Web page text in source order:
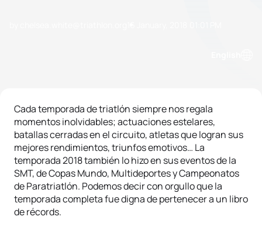
Cada temporada de triatlón siempre nos regala
momentos inolvidables; actuaciones estelares,
batallas cerradas en el circuito, atletas que logran sus
mejores rendimientos, triunfos emotivos… La
temporada 2018 también lo hizo en sus eventos de la
SMT, de Copas Mundo, Multideportes y Campeonatos
de Paratriatlón. Podemos decir con orgullo que la
temporada completa fue digna de pertenecer a un libro
de récords.